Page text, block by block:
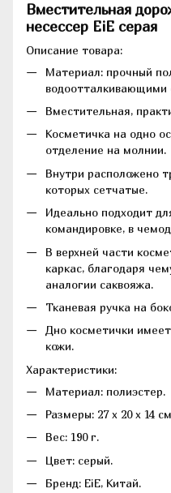
Вместительная
несессер EiE серая
Описание товара:
Материал: прочный
водоотталкивающими
Вместительная,
Косметичка на одно
отделение на молнии.
Внутри расположено
которых сетчатые.
Идеально подходит
командировке, в
В верхней части
каркас, благодаря
аналогии саквояжа.
Тканевая ручка на
Дно косметички
кожи.
Характеристики:
Материал: полиэстер.
Размеры: 27 х 20 х 14
Вес: 190 г.
Цвет: серый.
Бренд: EiE, Китай.